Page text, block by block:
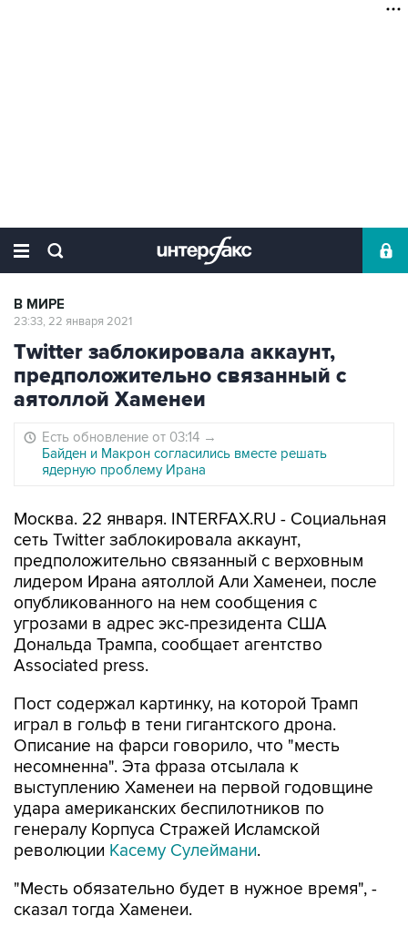
В МИРЕ
23:33, 22 января 2021
Twitter заблокировала аккаунт,
предположительно связанный с
аятоллой Хаменеи
Есть обновление от 03:14 →
Байден и Макрон согласились вместе решать
ядерную проблему Ирана
Москва. 22 января. INTERFAX.RU - Социальная
сеть Twitter заблокировала аккаунт,
предположительно связанный с верховным
лидером Ирана аятоллой Али Хаменеи, после
опубликованного на нем сообщения с
угрозами в адрес экс-президента США
Дональда Трампа, сообщает агентство
Associated press.
Пост содержал картинку, на которой Трамп
играл в гольф в тени гигантского дрона.
Описание на фарси говорило, что "месть
несомненна". Эта фраза отсылала к
выступлению Хаменеи на первой годовщине
удара американских беспилотников по
генералу Корпуса Стражей Исламской
революции Касему Сулеймани.
"Месть обязательно будет в нужное время", -
сказал тогда Хаменеи.